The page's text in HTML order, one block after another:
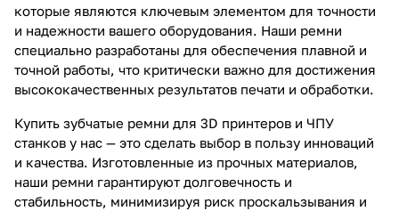
которые являются ключевым элементом для точности
и надежности вашего оборудования. Наши ремни
специально разработаны для обеспечения плавной и
точной работы, что критически важно для достижения
высококачественных результатов печати и обработки.
Купить зубчатые ремни для 3D принтеров и ЧПУ
станков у нас — это сделать выбор в пользу инноваций
и качества. Изготовленные из прочных материалов,
наши ремни гарантируют долговечность и
стабильность, минимизируя риск проскальзывания и